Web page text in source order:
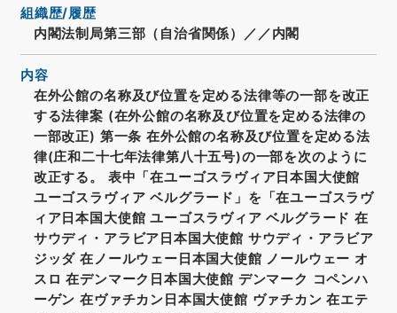
組織歴/履歴
内閣法制局第三部（自治省関係）／／内閣
内容
在外公館の名称及び位置を定める法律等の一部を改正
する法律案 (在外公館の名称及び位置を定める法律の
一部改正) 第一条 在外公館の名称及び位置を定める法
律(庄和二十七年法律第八十五号)の一部を次のように
改正する。 表中「在ユーゴスラヴィア日本国大使館
ユーゴスラヴィア ベルグラード」を「在ユーゴスラヴ
ィア日本国大使館 ユーゴスラヴィア ベルグラード 在
サウディ・アラビア日本国大使館 サウディ・アラビア
ジッダ 在ノールウェー日本国大使館 ノールウェー オ
スロ 在デンマーク日本国大使館 デンマーク コペンハ
ーゲン 在ヴァチカン日本国大使館 ヴァチカン 在エテ